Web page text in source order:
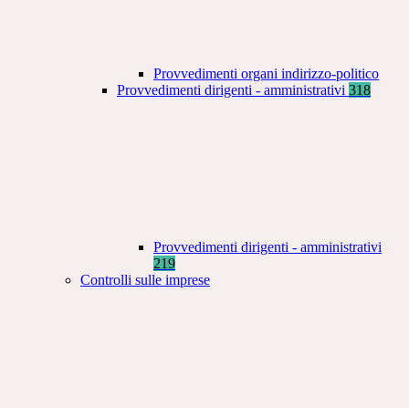
Provvedimenti organi indirizzo-politico
Provvedimenti dirigenti - amministrativi 318
Provvedimenti dirigenti - amministrativi
219
Controlli sulle imprese